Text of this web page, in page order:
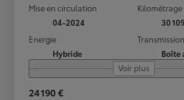
Mise en circulation
04-2024
Kilométrage
30
Energie
Hybride
Transmission
Boîte
Voir plus
24 190 €